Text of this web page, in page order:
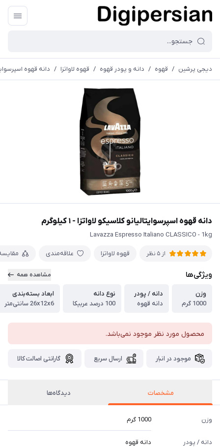
دیجی پرشین / قهوه / دانه و پودر قهوه / قهوه لاواتزا / دانه قهوه
دانه قهوه اسپرسوایتالیانو کلاسیکو لاواتزا - ۱ کیلوگرم
Lavazza Espresso Italiano CLASSICO - 1kg
از 5 نظر قهوه لاواتزا علاقه‌مندی
ویژگی‌ها مشاهده همه
وزن
1000 گرم
دانه / پودر
دانه قهوه
نوع دانه
100 درصد عربیکا
ابعاد بسته‌بندی
26x12x6 سانتی‌متر
محصول مورد نظر موجود نمی‌باشد.
موجود در انبار ارسال سریع گارانتی اصالت کالا
مشخصات دیدگاه‌ها
وزن 1000 گرم
دانه / پودر دانه قهوه